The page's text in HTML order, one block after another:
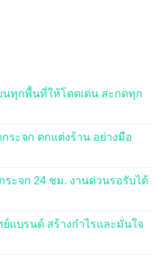
นทุกพื้นที่ให้โดดเด่น สะกดทุก
ระจก ตกแต่งร้าน อย่างมือ
ะจก 24 ชม. งานด่วนรอรับได้
แบรนด์ สร้างกำไรและมั่นใจ